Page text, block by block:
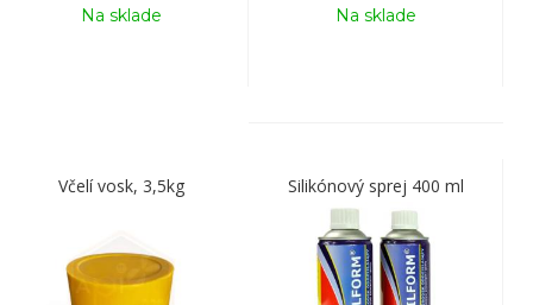
Na sklade Na sklade
Včelí vosk, 3,5kg Silikónový sprej 400 ml